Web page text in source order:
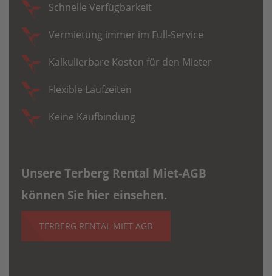
Schnelle Verfügbarkeit
Vermietung immer im Full-Service
Kalkulierbare Kosten für den Mieter
Flexible Laufzeiten
Keine Kaufbindung
Unsere Terberg Rental Miet-AGB
können Sie hier einsehen.
TERBERG RENTAL MIET AGB